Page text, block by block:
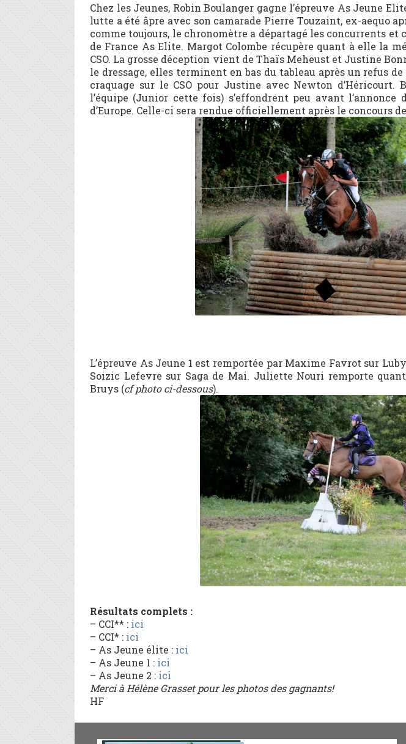
Chez les Jeunes, Robin Boulanger gagne l’épreuve As Jeune
lutte a été âpre avec son camarade Pierre Touzaint, ex-aequo
comme toujours, le chronomètre a départagé les concurrents et
de France As Elite. Margot Colombe récupère quant à elle la
CSO. La grosse déception vient de Thaïs Meheust et Justine
le dressage, elles terminent en bas du tableau après un refus
craquage sur le CSO pour Justine avec Newton
l’équipe (Junior cette fois) s’effondrent peu avant
d’Europe. Celle-ci sera rendue officiellement après le concours
L’épreuve As Jeune 1 est remportée par Maxime Favrot sur
Soizic Lefevre sur Saga de Mai. Juliette Nouri remporte
Bruys (cf photo ci-dessous).
Résultats complets :
– CCI** : ici
– CCI* : ici
– As Jeune élite : ici
– As Jeune 1 : ici
– As Jeune 2 : ici
Merci à Hélène Grasset pour les photos des gagnants!
HF